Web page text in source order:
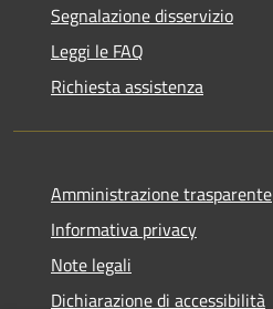
Segnalazione disservizio
Leggi le FAQ
Richiesta assistenza
Amministrazione trasparente
Informativa privacy
Note legali
Dichiarazione di accessibilità